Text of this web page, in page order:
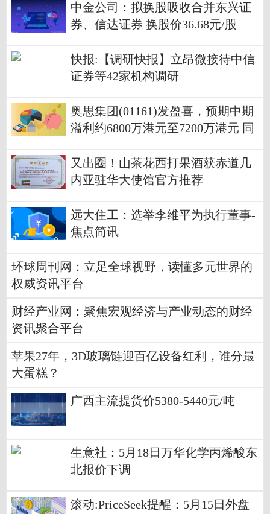
中金公司：拟换股吸收合并东兴证
券、信达证券 换股价36.68元/股
快报:【调研快报】立昂微接待中信
证券等42家机构调研
奥思集团(01161)发盈喜，预期中期
溢利约6800万港元至7200万港元 同
又出圈！山茶花西打果酒获赤道几
内亚驻华大使馆官方推荐
远大住工：选举李维平为执行董事-
焦点简讯
环球周刊网：立足全球视野，读懂多元世界的
权威资讯平台
财经产业网：聚焦宏观经济与产业动态的财经
资讯聚合平台
苹果27年，3D玻璃链迎百亿设备红利，谁分最
大蛋糕？
广西主流提货价5380-5440元/吨
生意社：5月18日万华化学丙烯酸东
北报价下调
滚动:PriceSeek提醒：5月15日外盘